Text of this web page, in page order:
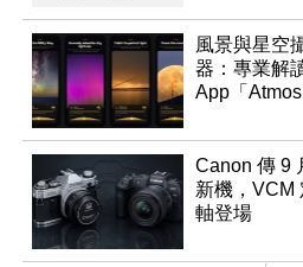
風景與星空
器：專業解
App「
Canon 傳 9
新機，VCM
軸登場